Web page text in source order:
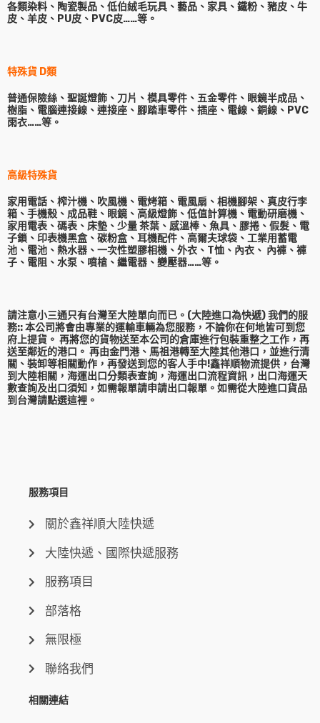
各類染料、陶瓷製品、低伯絨毛玩具、藝品、家具、鐵粉、豬皮、牛
皮、羊皮、PU皮、PVC皮……等。
特殊貨 D類
普通保險絲、聖誕燈飾、刀片、模具零件、五金零件、眼鏡半成品、
樹脂、電腦連接線、連接座、腳踏車零件、插座、電線、銅線、PVC
雨衣……等。
高級特殊貨
家用電話、榨汁機、吹風機、電烤箱、電風扇、相機腳架、真皮行李
箱、手機殼、成品鞋、眼鏡、高級燈飾、低值計算機、電動研磨機、
家用電表、碼表、床墊、少量 茶葉、感溫棒、魚具、膠捲、假髮、電
子鎖、印表機黑盒、碳粉盒、耳機配件、高爾夫球袋、工業用蓄電
池、電池、熱水器、一次性塑膠相機、外衣、T恤、內衣、 內褲、褲
子、電阻、水泵、噴槍、繼電器、變壓器……等。
請注意小三通只有台灣至大陸單向而已。(大陸進口為快遞) 我們的服
務:: 本公司將會由專業的運輸車輛為您服務，不論你在何地皆可到您
府上提貨。 再將您的貨物送至本公司的倉庫進行包裝重整之工作，再
送至鄰近的港口。 再由金門港、馬祖港轉至大陸其他港口，並進行清
關、裝卸等相關動作，再發送到您的客人手中!鑫祥順物流提供，台灣
到大陸相關，海運出口分類表查詢，海運出口流程資訊，出口海運天
數查詢及出口須知，如需報單請申請出口報單。如需從大陸進口貨品
到台灣請點選這裡。
服務項目
關於鑫祥順大陸快遞
大陸快遞、國際快遞服務
服務項目
部落格
無限極
聯絡我們
相關連結